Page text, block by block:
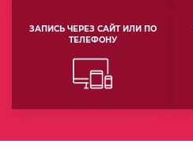
ЗАПИСЬ ЧЕРЕЗ САЙТ ИЛИ ПО
ТЕЛЕФОНУ